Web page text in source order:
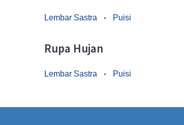
Lembar Sastra Puisi
Rupa Hujan
Lembar Sastra Puisi